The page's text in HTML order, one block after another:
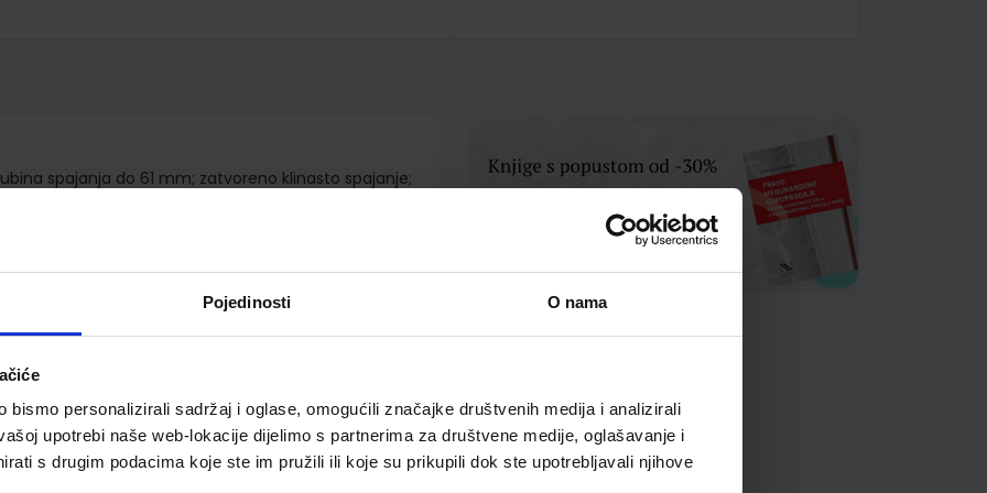
Pojedinosti O nama
bismo personalizirali sadržaj i oglase, omogućili značajke društvenih medija i analizirali
upotrebi naše web-lokacije dijelimo s partnerima za društvene medije, oglašavanje i
s drugim podacima koje ste im pružili ili koje su prikupili dok ste upotrebljavali njihove
spajanja do 61 mm; zatvoreno klinasto spajanje;
i ovo…